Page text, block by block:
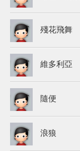
殘花飛舞
維多利亞
隨便
浪狼